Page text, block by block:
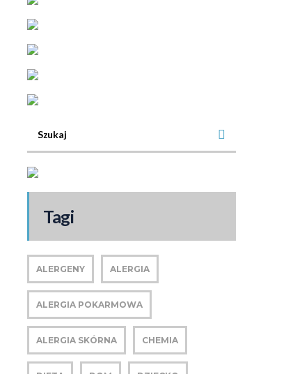
Tagi
ALERGENY ALERGIA
ALERGIA POKARMOWA
ALERGIA SKÓRNA CHEMIA